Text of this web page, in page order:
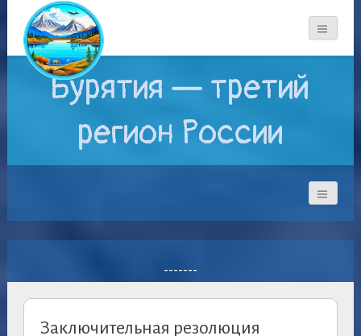
Бурятия — третий
регион России
-------
Заключительная резолюция